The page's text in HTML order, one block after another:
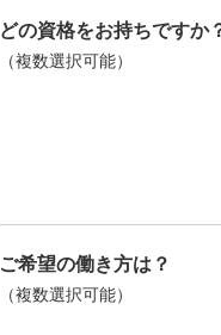
どの資格をお持ちですか
（複数選択可能）
ご希望の働き方は？
（複数選択可能）